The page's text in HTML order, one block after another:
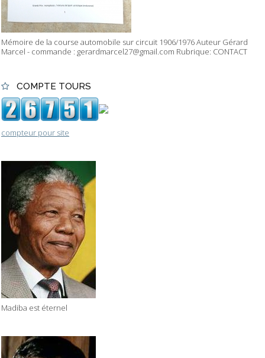
Mémoire de la course automobile sur circuit 1906/1976 Auteur Gérard
Marcel - commande : gerardmarcel27@gmail.com Rubrique: CONTACT
COMPTE TOURS
compteur pour site
Madiba est éternel